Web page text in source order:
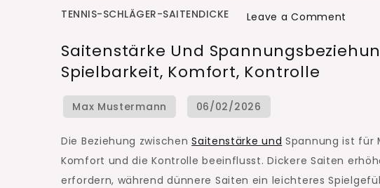
TENNIS-SCHLÄGER-SAITENDICKE Leave a Comment
und
Saitenstärke Und
Spielbarkeit, Komfort, Kontrolle
Die Beziehung zwischenSaitenstärke und Spannung ist für
Komfort und die Kontrolle beeinflusst. Dickere Saiten
erfordern, während dünnere Saiten ein leichteres